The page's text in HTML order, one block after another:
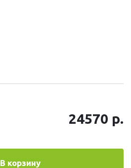
24570 р.
В корзину